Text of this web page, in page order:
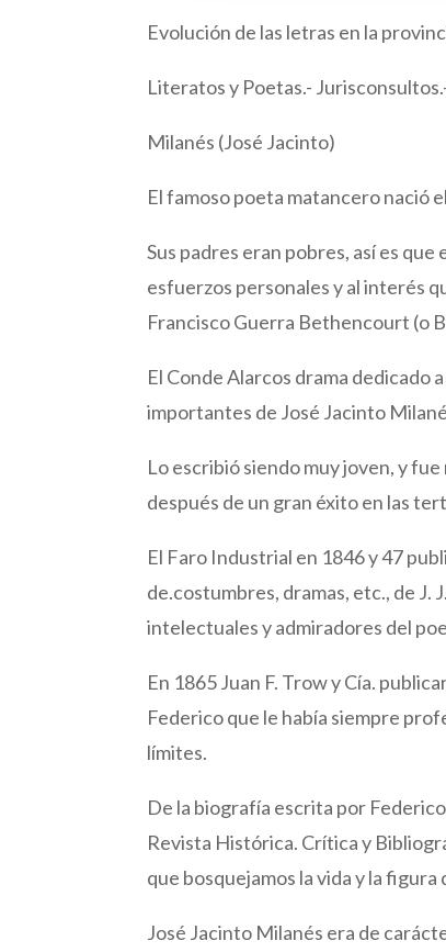
Evolución de las letras en la
Literatos y Poetas.-
Milanés (José Jacinto)
El famoso poeta matancero nació
Sus padres eran pobres, así es
esfuerzos personales y al interés
Francisco Guerra Bethencourt (o
El Conde Alarcos drama dedicado
importantes de José Jacinto
Lo escribió siendo muy joven, y
después de un gran éxito en las
El Faro Industrial en 1846 y 47
de.costumbres, dramas, etc., de J.
intelectuales y admiradores del
En 1865 Juan F. Trow y Cía.
Federico que le había siempre
límites.
De la biografía escrita por
Revista Histórica. Crítica y
que bosquejamos la vida y la figura
José Jacinto Milanés era de